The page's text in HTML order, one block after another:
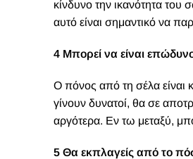
κίνδυνο την ικανότητα του
αυτό είναι σημαντικό να
4 Μπορεί να είναι
Ο πόνος από τη σέλα είναι
γίνουν δυνατοί, θα σε
αργότερα. Εν τω μεταξύ,
5 Θα εκπλαγείς από το